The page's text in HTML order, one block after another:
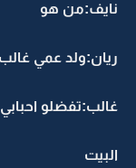
نايف:من هو
ريان:ولد عمي غالب
غالب:تفضلو
البيت